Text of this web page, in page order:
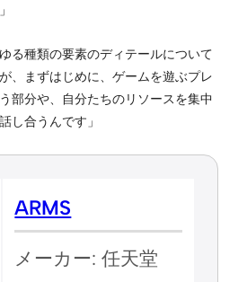
る種類の要素のディテールについて
、まずはじめに、ゲームを遊ぶプレ
部分や、自分たちのリソースを集中
し合うんです」
ARMS
メーカー: 任天堂